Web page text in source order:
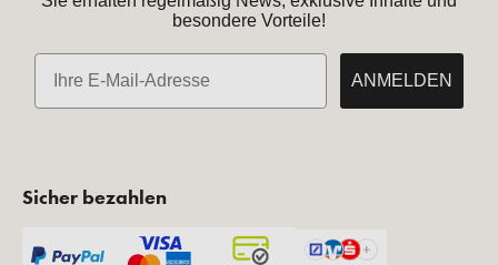
besondere Vorteile!
E-Mail
ANMELDEN
Sicher bezahlen